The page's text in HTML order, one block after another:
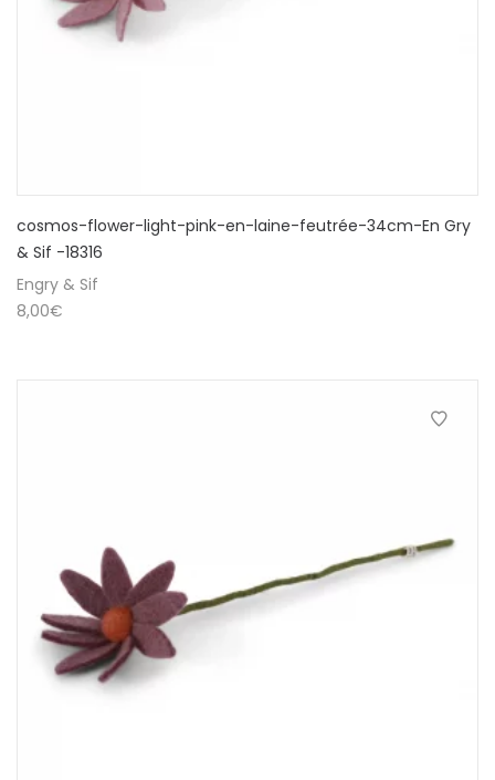
cosmos-flower-light-pink-en-laine-feutrée-34cm-En Gry
& Sif -18316
Engry & Sif
8,00€